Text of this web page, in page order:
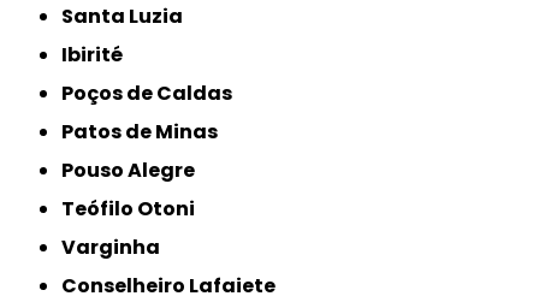
Santa Luzia
Ibirité
Poços de Caldas
Patos de Minas
Pouso Alegre
Teófilo Otoni
Varginha
Conselheiro Lafaiete